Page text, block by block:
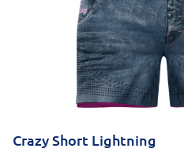
Crazy Short Lightning